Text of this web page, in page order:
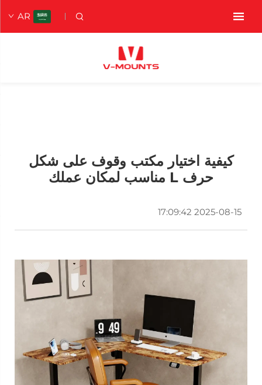
AR
كيفية اختيار مكتب وقوف على شكل
حرف L مناسب لمكان عملك
2025-08-15 17:09:42